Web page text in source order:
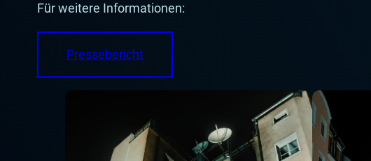
Für weitere Informationen:
Pressebericht